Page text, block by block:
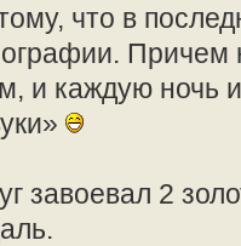
что в
Причем
и каждую ночь
завоевал 2